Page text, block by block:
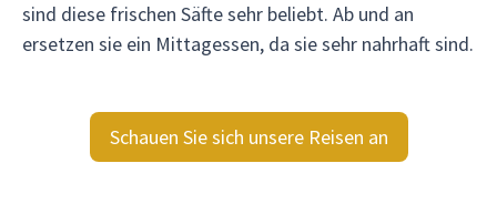
sind diese frischen Säfte sehr beliebt. Ab und an
ersetzen sie ein Mittagessen, da sie sehr nahrhaft sind.
Schauen Sie sich unsere Reisen an